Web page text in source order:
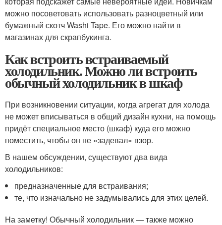
можно посоветовать использовать разноцветный или
бумажный скотч Washi Tape. Его можно найти в
магазинах для скрапбукинга.
Как встроить встраиваемый
холодильник. Можно ли встроить
обычный холодильник в шкаф
При возникновении ситуации, когда агрегат для холода
не может вписываться в общий дизайн кухни, на помощь
придёт специальное место (шкаф) куда его можно
поместить, чтобы он не «задевал» взор.
В нашем обсуждении, существуют два вида
холодильников:
предназначенные для встраивания;
те, что изначально не задумывались для этих целей.
На заметку! Обычный холодильник — также можно